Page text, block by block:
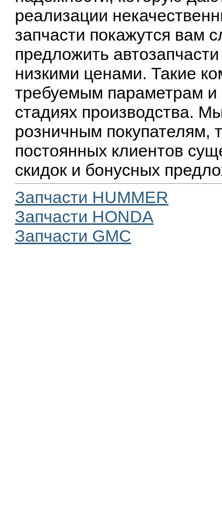
реализации
запчасти покажутся вам
предложить
низкими ценами. Такие
требуемым параметрам и
стадиях производства.
розничным покупателям,
постоянных клиентов
скидок и бонусных
Запчасти HUMMER
Запчасти HONDA
Запчасти GMC